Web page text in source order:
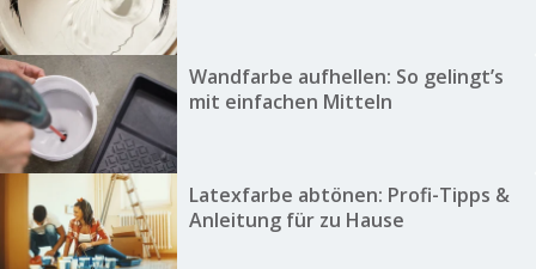
Wandfarbe aufhellen: So gelingt’s
mit einfachen Mitteln
Latexfarbe abtönen: Profi-Tipps &
Anleitung für zu Hause